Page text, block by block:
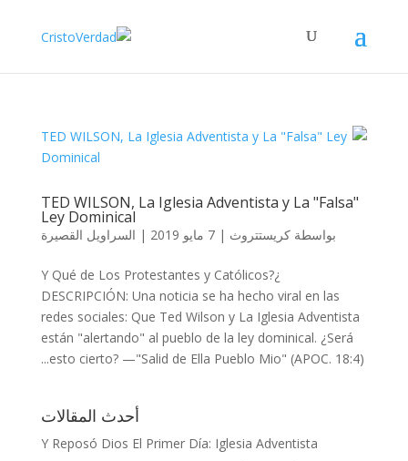
TED WILSON, La Iglesia Adventista y La "Falsa"
Ley Dominical
بواسطةكريستتروث |7 مايو 2019 | السراويل القصيرة
¿Y Qué de Los Protestantes y Católicos?
DESCRIPCIÓN: Una noticia se ha hecho viral en las
redes sociales: Que Ted Wilson y La Iglesia Adventista
están "alertando" al pueblo de la ley dominical. ¿Será
esto cierto? —"Salid de Ella Pueblo Mio" (APOC. 18:4)...
أحدث المقالات
Y Reposó Dios El Primer Día: Iglesia Adventista